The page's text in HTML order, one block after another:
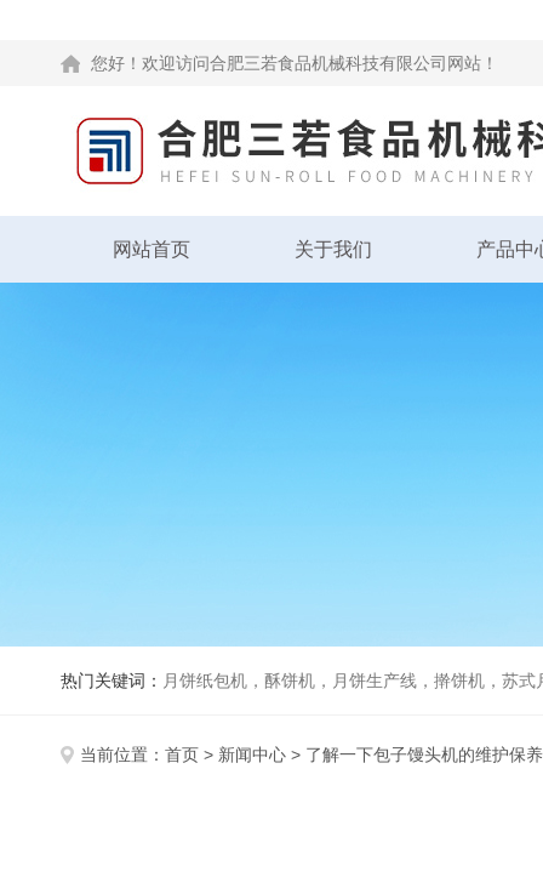
您好！欢迎访问合肥三若食品机械科技有限公司网站！
网站首页 关于我们 产品中
热门关键词： 月饼纸包机，酥饼机，月饼生产线，擀饼机，苏式月饼机，
当前位置： 首页 > 新闻中心 > 了解一下包子馒头机的维护保